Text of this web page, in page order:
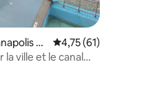
60 commentaires : 4,87 sur 5
C
Évaluation moyenne
4,75 (61)
la ville et le canal